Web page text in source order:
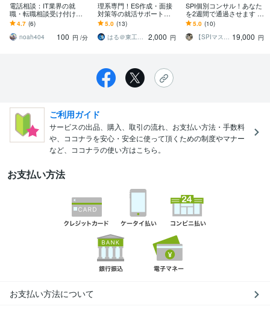
電話相談：IT業界の就
職・転職相談受け付けま
す 現役・IT業界20年以
上！まずは気軽にご相談
ください！
4.7 (6)
noah404
100 円 /分
理系専門！ES作成・面接
対策等の就活サポートし
ます 採用業務もしている
現役エンジニアがサポー
ト！就活相談もOK！
5.0 (13)
はる＠東工大卒の現役設計エンジニア
2,000 円
SPI個別コンサル！あなた
を2週間で通過させます 毎
日チャットでサポート！
あなた専用カリキュラム
で最短攻略
5.0 (10)
【SPIマスター】カズマ 19,000 円
ご利用ガイド
サービスの出品、購入、取引の流れ、お支払い方法・手数料
や、ココナラを安心・安全に使って頂くための制度やマナー
など、ココナラの使い方はこちら。
お支払い方法
お支払い方法について